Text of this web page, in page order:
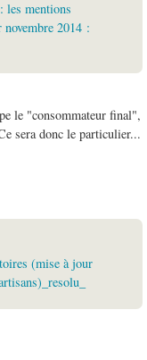
les mentions
2014 :
le "consommateur final",
sera donc le particulier...
(mise à jour